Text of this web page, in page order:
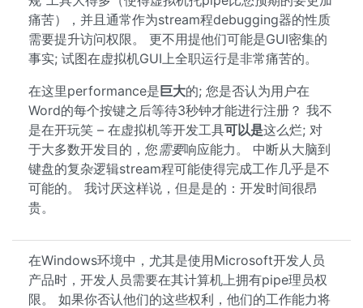
痛苦），并且通常作为stream程debugging器的性质
需要提升访问权限。 更不用提他们可能是GUI密集的
事实; 试图在虚拟机GUI上全职运行是非常痛苦的。
在这里performance是 巨大的; 您是否认为用户在
Word的每个按键之后等待3秒钟才能进行注册？ 我不
是在开玩笑 – 在虚拟机等开发工具可以是这么烂; 对
于大多数开发目的，您需要响应能力。 中断从大脑到
键盘的复杂逻辑stream程可能使得完成工作几乎是不
可能的。 我讨厌这样说，但是是的：开发时间很昂
贵。
在Windows环境中，尤其是使用Microsoft开发人员
产品时，开发人员需要在其计算机上拥有pipe理员权
限。 如果你否认他们的这些权利，他们的工作能力将